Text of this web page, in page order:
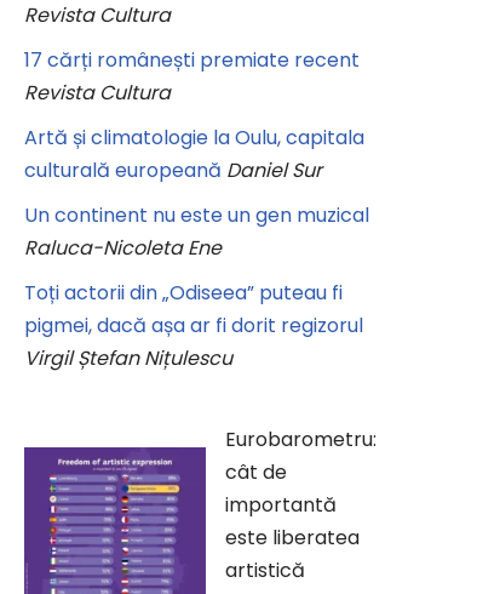
Revista Cultura
17 cărți românești premiate recent
Revista Cultura
Artă și climatologie la Oulu, capitala
culturală europeană Daniel Sur
Un continent nu este un gen muzical
Raluca-Nicoleta Ene
Toți actorii din „Odiseea” puteau fi
pigmei, dacă așa ar fi dorit regizorul
Virgil Ștefan Nițulescu
Eurobarometru:
cât de
importantă
este liberatea
artistică